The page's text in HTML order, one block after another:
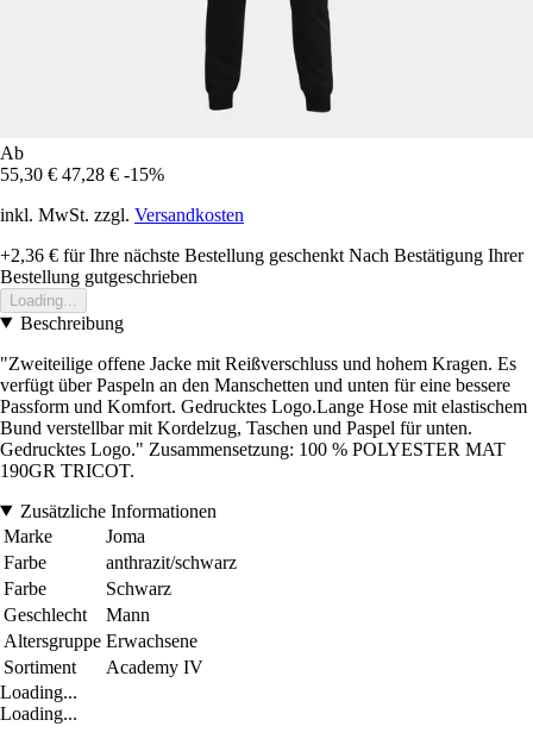
Ab
55,30 € 47,28 € -15%
inkl. MwSt. zzgl. Versandkosten
+2,36 € für Ihre nächste Bestellung geschenkt Nach Bestätigung Ihrer
Bestellung gutgeschrieben
Loading...
Beschreibung
"Zweiteilige offene Jacke mit Reißverschluss und hohem Kragen. Es
verfügt über Paspeln an den Manschetten und unten für eine bessere
Passform und Komfort. Gedrucktes Logo.Lange Hose mit elastischem
Bund verstellbar mit Kordelzug, Taschen und Paspel für unten.
Gedrucktes Logo." Zusammensetzung: 100 % POLYESTER MAT
190GR TRICOT.
Zusätzliche Informationen
Marke
Joma
Farbe
anthrazit/schwarz
Farbe
Schwarz
Geschlecht
Mann
Altersgruppe Erwachsene
Sortiment
Academy IV
Loading...
Loading...